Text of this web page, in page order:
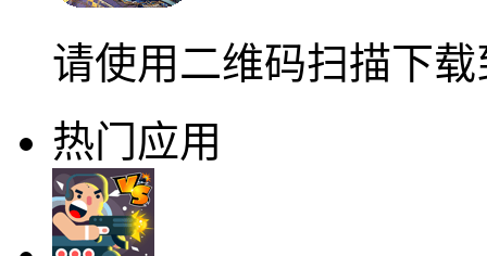
请使用二维码扫描下
热门应用